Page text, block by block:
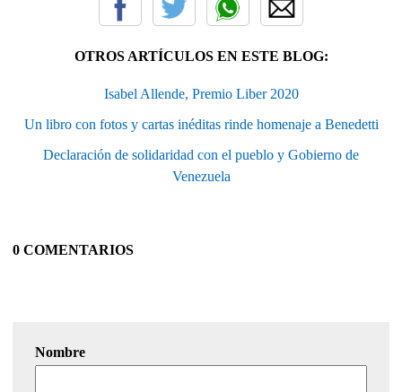
OTROS ARTÍCULOS EN ESTE BLOG:
Isabel Allende, Premio Liber 2020
Un libro con fotos y cartas inéditas rinde homenaje a Benedetti
Declaración de solidaridad con el pueblo y Gobierno de
Venezuela
0 COMENTARIOS
Nombre